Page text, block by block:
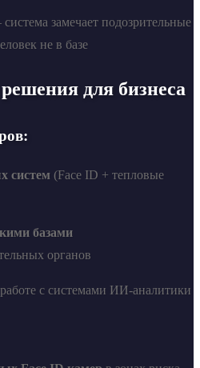
замечает подозрительные
не в базе
для бизнеса
систем (Face ID + тепловые
базами
органов
работе с системами ИИ-аналитики